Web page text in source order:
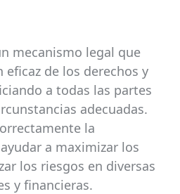
mecanismo legal que
de los derechos y
a todas las partes
adecuadas.
la
a maximizar los
los riesgos en diversas
y financieras.